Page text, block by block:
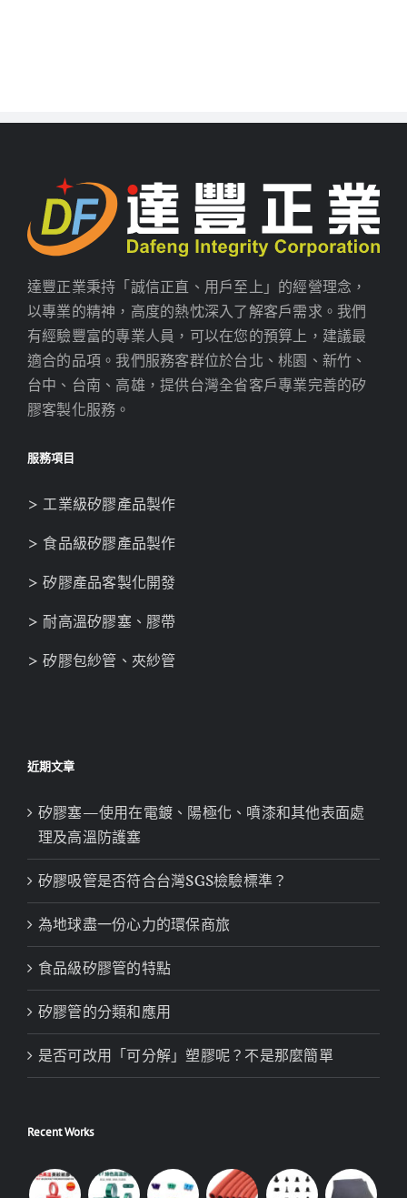
達豐正業秉持「誠信正直、用戶至上」的經營理念，
以專業的精神，高度的熱忱深入了解客戶需求。我們
有經驗豐富的專業人員，可以在您的預算上，建議最
適合的品項。我們服務客群位於台北、桃園、新竹、
台中、台南、高雄，提供台灣全省客戶專業完善的矽
膠客製化服務。
服務項目
> 工業級矽膠產品製作
> 食品級矽膠產品製作
> 矽膠產品客製化開發
> 耐高溫矽膠塞、膠帶
> 矽膠包紗管、夾紗管
近期文章
矽膠塞—使用在電鍍、陽極化、噴漆和其他表面處
理及高溫防護塞
矽膠吸管是否符合台灣SGS檢驗標準？
為地球盡一份心力的環保商旅
食品級矽膠管的特點
矽膠管的分類和應用
是否可改用「可分解」塑膠呢？不是那麼簡單
Recent Works